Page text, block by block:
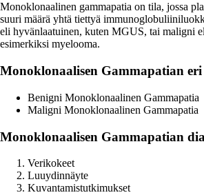
Monoklonaalinen gammapatia on tila, jossa
suuri määrä yhtä tiettyä
eli hyvänlaatuinen, kuten MGUS, tai maligni
esimerkiksi myelooma.
Monoklonaalisen Gammapatian
Benigni Monoklonaalinen Gammapatia
Maligni Monoklonaalinen Gammapatia
Monoklonaalisen Gammapatian
Verikokeet
Luuydinnäyte
Kuvantamistutkimukset